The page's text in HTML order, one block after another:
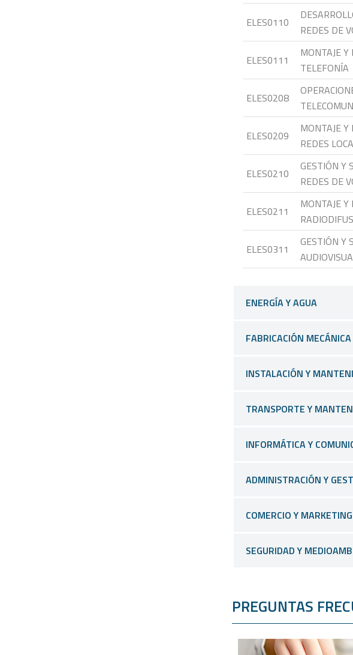
ELES0110
REDES DE
ELES0111
MONTAJE
TELEFONÍA
ELES0208
ELES0209
MONTAJE
REDES
ELES0210
GESTIÓN Y
REDES DE
ELES0211
MONTAJE
ELES0311
GESTIÓN Y
ENERGÍA Y AGUA
FABRICACIÓN MECÁNICA
INSTALACIÓN Y
TRANSPORTE Y
INFORMÁTICA Y
ADMINISTRACIÓN Y
COMERCIO Y MARKETING
SEGURIDAD Y
PREGUNTAS